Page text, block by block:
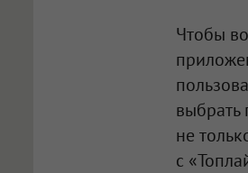
Чтобы
выбрать
не
с